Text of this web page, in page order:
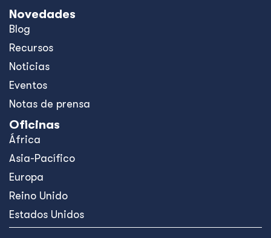
Novedades
Blog
Recursos
Noticias
Eventos
Notas de prensa
Oficinas
África
Asia-Pacífico
Europa
Reino Unido
Estados Unidos